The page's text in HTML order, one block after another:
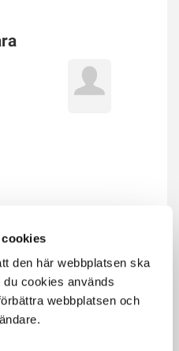
den här webbplatsen ska
cookies används
webbplatsen och